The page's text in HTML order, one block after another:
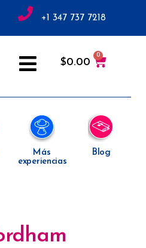
+1 347 737 7218
$0.00
Más
experiencias
Blog